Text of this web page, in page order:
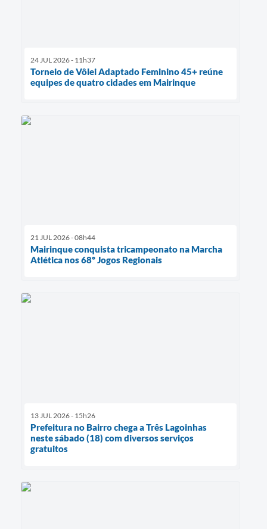
24 JUL 2026 - 11h37
Torneio de Vôlei Adaptado Feminino 45+ reúne
equipes de quatro cidades em Mairinque
21 JUL 2026 - 08h44
Mairinque conquista tricampeonato na Marcha
Atlética nos 68º Jogos Regionais
13 JUL 2026 - 15h26
Prefeitura no Bairro chega a Três Lagoinhas
neste sábado (18) com diversos serviços
gratuitos